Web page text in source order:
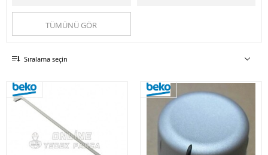
TÜMÜNÜ GÖR
Sıralama seçin